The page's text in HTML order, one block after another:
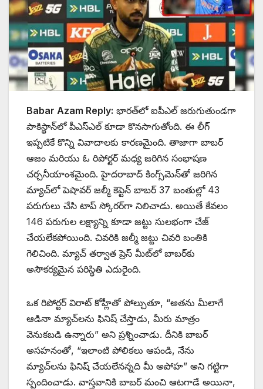
Babar Azam Reply: భారత్‌లో ఐపీఎల్ జరుగుతుండగా
పాకిస్థాన్‌లో పీఎస్ఎల్ కూడా కొనసాగుతోంది. ఈ లీగ్
ఇప్పటికే కొన్ని వివాదాలకు కారణమైంది. తాజాగా బాబర్
ఆజం మరియు ఓ రిపోర్టర్ మధ్య జరిగిన సంభాషణ
చర్చనీయాంశమైంది. హైదరాబాద్ కింగ్స్‌మెన్‌తో జరిగిన
మ్యాచ్‌లో పెషావర్ జల్మీ కెప్టెన్ బాబర్ 37 బంతుల్లో 43
పరుగులు చేసి టాప్ స్కోరర్‌గా నిలిచాడు. అయితే కేవలం
146 పరుగుల లక్ష్యాన్ని కూడా జట్టు సులభంగా చేజ్
చేయలేకపోయింది. చివరికి జల్మీ జట్టు చివరి బంతికి
గెలిచింది. మ్యాచ్ తర్వాత ప్రెస్ మీట్‌లో బాబర్‌కు
అసౌకర్యమైన పరిస్థితి ఎదురైంది.
ఒక రిపోర్టర్ విరాట్ కోహ్లీతో పోల్చుతూ, “అతను మీలాగే
ఆడినా మ్యాచ్‌లను ఫినిష్ చేస్తాడు, మీరు మాత్రం
వెనుకబడి ఉన్నారు” అని ప్రశ్నించాడు. దీనికి బాబర్
అసహనంతో, “ఇలాంటి పోలికలు ఆపండి, నేను
మ్యాచ్‌లను ఫినిష్ చేయలేనన్నది మీ అపోహ” అని గట్టిగా
స్పందించాడు. వాస్తవానికి బాబర్ మంచి ఆటగాడే అయినా,